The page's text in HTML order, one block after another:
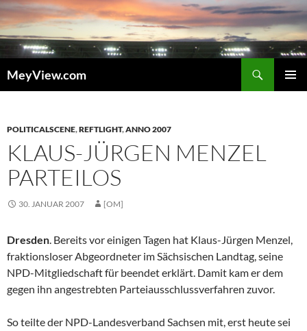
Zum
Inhalt
springen
MeyView.com
POLITICALSCENE,REFTLIGHT,ANNO 2007
KLAUS-JÜRGEN MENZEL
PARTEILOS
30. JANUAR 2007 [OM]
Dresden. Bereits vor einigen Tagen hat Klaus-Jürgen Menzel,
fraktionsloser Abgeordneter im Sächsischen Landtag, seine
NPD-Mitgliedschaft für beendet erklärt. Damit kam er dem
gegen ihn angestrebten Parteiausschlussverfahren zuvor.
So teilte der NPD-Landesverband Sachsen mit, erst heute sei